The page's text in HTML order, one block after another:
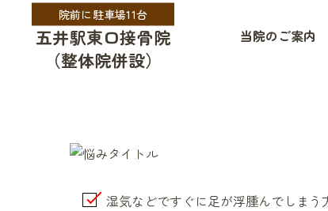
院前に駐車場11台
五井駅東口接骨院
（整体院併設）
当院のご案内
湿気などですぐに足が浮腫んでしまう